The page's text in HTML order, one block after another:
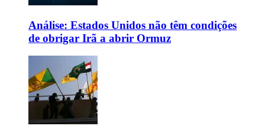
Análise: Estados Unidos não têm condições
de obrigar Irã a abrir Ormuz